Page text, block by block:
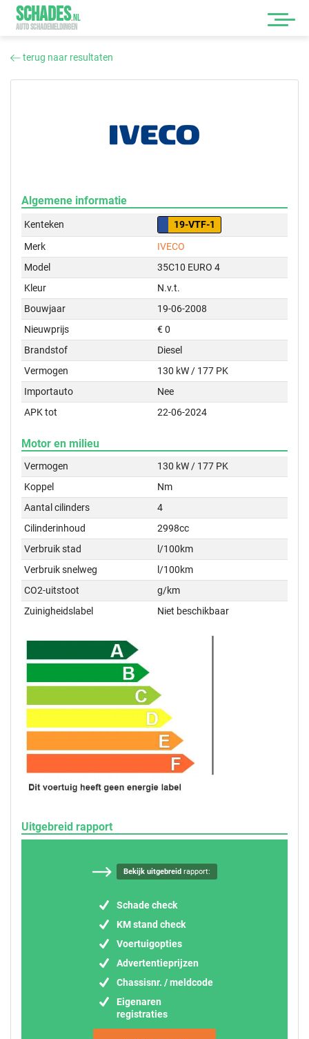
SCHADES.NL
AUTO SCHADEMELDINGEN
terug naar resultaten
Algemene informatie
Kenteken
19-VTF-1
Merk
IVECO
Model
35C10 EURO 4
Kleur
N.v.t.
Bouwjaar
19-06-2008
Nieuwprijs
€ 0
Brandstof
Diesel
Vermogen
130 kW / 177 PK
Importauto
Nee
APK tot
22-06-2024
Motor en milieu
Vermogen
130 kW / 177 PK
Koppel
Nm
Aantal cilinders
4
Cilinderinhoud
2998cc
Verbruik stad
l/100km
Verbruik snelweg
l/100km
CO2-uitstoot
g/km
Zuinigheidslabel
Niet beschikbaar
Uitgebreid rapport
Bekijk uitgebreidrapport:
Schade check
KM stand check
Voertuigopties
Advertentieprijzen
Chassisnr. / meldcode
Eigenaren
registraties